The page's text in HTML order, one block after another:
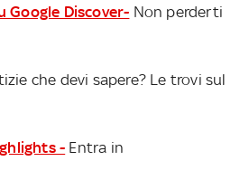
Google Discover- Non perderti
che devi sapere? Le trovi sul
- Entra in